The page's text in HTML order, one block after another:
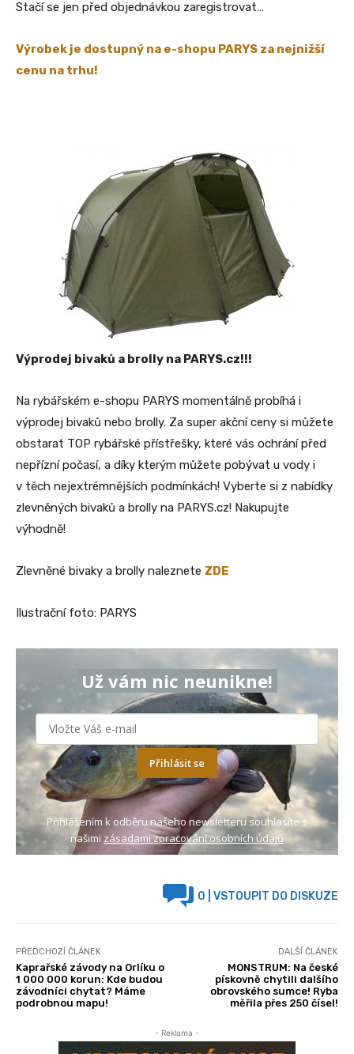
Stačí se jen před objednávkou zaregistrovat…
Výrobek je dostupný na e-shopu PARYS za nejnižší
cenu na trhu!
Výprodej bivaků a brolly na PARYS.cz!!!
Na rybářském e-shopu PARYS momentálně probíhá i
výprodej bivaků nebo brolly. Za super akční ceny si můžete
obstarat TOP rybářské přístřešky, které vás ochrání před
nepřízní počasí, a díky kterým můžete pobývat u vody i
v těch nejextrémnějších podmínkách! Vyberte si z nabídky
zlevněných bivaků a brolly na PARYS.cz! Nakupujte
výhodně!
Zlevněné bivaky a brolly naleznete ZDE
Ilustrační foto: PARYS
Už vám nic neunikne!
Přihlásit se
Přihlášením k odběru našeho newsletteru souhlasíte s
našimi zásadami zpracování osobních údajů
0 | VSTOUPIT DO DISKUZE
PŘEDCHOZÍ ČLÁNEK
Kaprařské závody na Orlíku o
1 000 000 korun: Kde budou
závodníci chytat? Máme
podrobnou mapu!
DALŠÍ ČLÁNEK
MONSTRUM: Na české
pískovně chytili dalšího
obrovského sumce! Ryba
měřila přes 250 čísel!
- Reklama -